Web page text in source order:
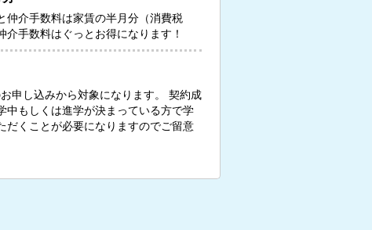
仲介手数料は家賃の半月分（消費税
介手数料はぐっとお得になります！
申し込みから対象になります。 契約成
中もしくは進学が決まっている方で学
だくことが必要になりますのでご留意